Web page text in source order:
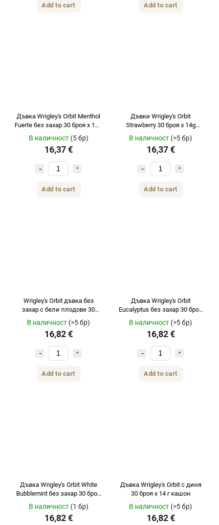
Add to cart Add to cart
Дъвка Wrigley's Orbit Menthol
Fuerte без захар 30 броя x 14 г
В наличност (5 бр)
16,37 €
Add to cart
Дъвки Wrigley's Orbit
Strawberry 30 броя x 14g
В наличност (>5 бр)
16,37 €
Add to cart
Wrigley's Orbit дъвка без
захар с бели плодове 30
броя x 14g кашон
В наличност (>5 бр)
16,82 €
Add to cart
Дъвка Wrigley's Orbit
Eucalyptus без захар 30 броя
x 14 г в кутия
В наличност (>5 бр)
16,82 €
Add to cart
Дъвка Wrigley's Orbit White
Bubblemint без захар 30 броя
x 14 г в кутия
В наличност (1 бр)
16,82 €
Дъвка Wrigley's Orbit с диня
30 броя х 14 г кашон
В наличност (>5 бр)
16,82 €